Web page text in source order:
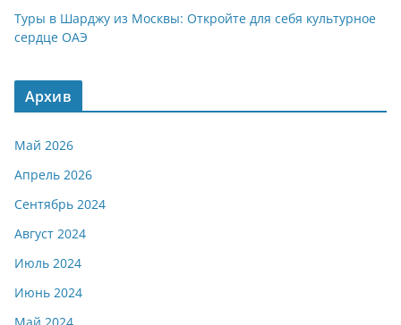
Туры в Шарджу из Москвы: Откройте для себя культурное
сердце ОАЭ
Архив
Май 2026
Апрель 2026
Сентябрь 2024
Август 2024
Июль 2024
Июнь 2024